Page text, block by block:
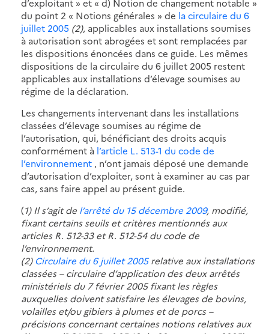
du point 2 « Notions générales » de la circulaire du 6
juillet 2005 (2), applicables aux installations soumises
à autorisation sont abrogées et sont remplacées par
les dispositions énoncées dans ce guide. Les mêmes
dispositions de la circulaire du 6 juillet 2005 restent
applicables aux installations d’élevage soumises au
régime de la déclaration.
Les changements intervenant dans les installations
classées d’élevage soumises au régime de
l’autorisation, qui, bénéficiant des droits acquis
conformément à l’article L. 513-1 du code de
l’environnement , n’ont jamais déposé une demande
d’autorisation d’exploiter, sont à examiner au cas par
cas, sans faire appel au présent guide.
(1) Il s’agit de l’arrêté du 15 décembre 2009, modifié,
fixant certains seuils et critères mentionnés aux
articles R. 512-33 et R. 512-54 du code de
l’environnement.
(2) Circulaire du 6 juillet 2005relative aux installations
classées – circulaire d’application des deux arrêtés
ministériels du 7 février 2005 fixant les règles
auxquelles doivent satisfaire les élevages de bovins,
volailles et/ou gibiers à plumes et de porcs –
précisions concernant certaines notions relatives aux